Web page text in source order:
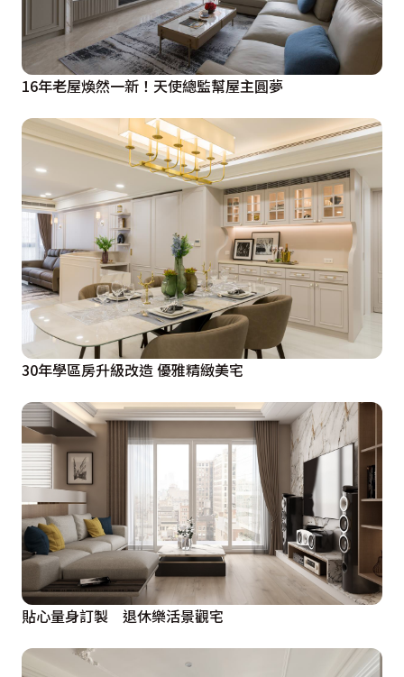
16年老屋煥然一新！天使總監幫屋主圓夢
30年學區房升級改造 優雅精緻美宅
貼心量身訂製 退休樂活景觀宅